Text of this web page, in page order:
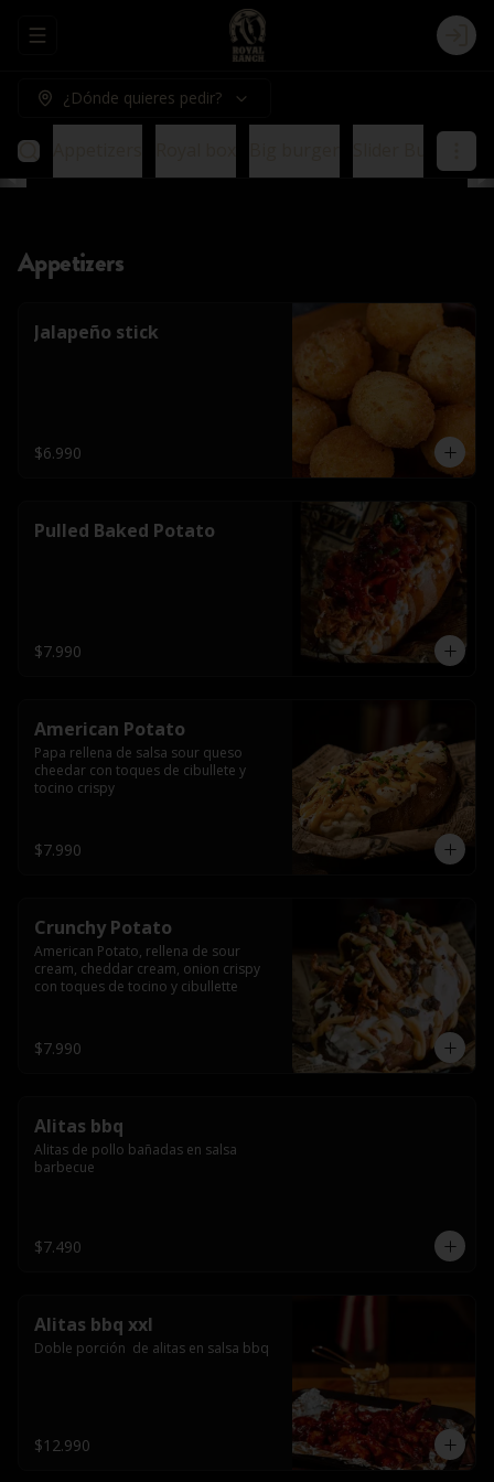
Abrir menu de navegación Login
¿Dónde quieres pedir?
Appetizers
Jalapeño stick
$6.990
Pulled Baked Potato
$7.990
American Potato
Papa rellena de salsa sour queso
cheedar con toques de cibullete y
tocino crispy
$7.990
Crunchy Potato
American Potato, rellena de sour
cream, cheddar cream, onion crispy
con toques de tocino y cibullette
$7.990
Alitas bbq
Alitas de pollo bañadas en salsa
barbecue
$7.490
Alitas bbq xxl
Doble porción  de alitas en salsa bbq
$12.990